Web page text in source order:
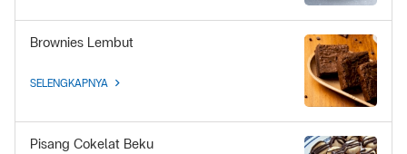
Brownies Lembut
SELENGKAPNYA
Pisang Cokelat Beku